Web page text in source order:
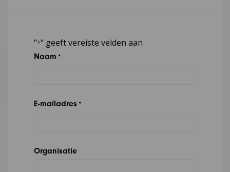
"*" geeft vereiste velden aan
Naam *
E-mailadres *
Organisatie